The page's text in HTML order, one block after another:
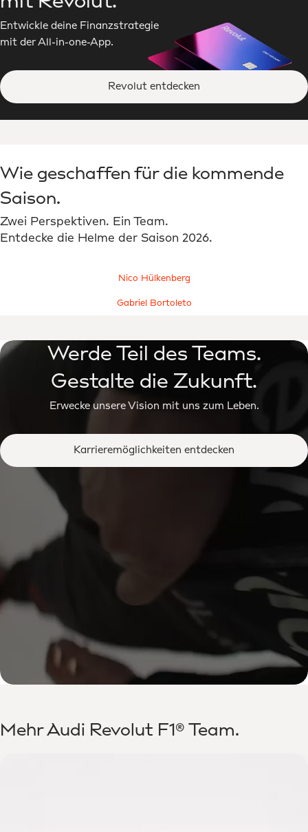
Entwickle deine Finanzstrategie
mit der All-in-one-App.
Revolut entdecken
Wie geschaffen für die kommende
Saison.
Zwei Perspektiven. Ein Team.
Entdecke die Helme der Saison 2026.
Nico Hülkenberg
Gabriel Bortoleto
Werde Teil des Teams.
Gestalte die Zukunft.
Erwecke unsere Vision mit uns zum Leben.
Karrieremöglichkeiten entdecken
Mehr Audi Revolut F1® Team.